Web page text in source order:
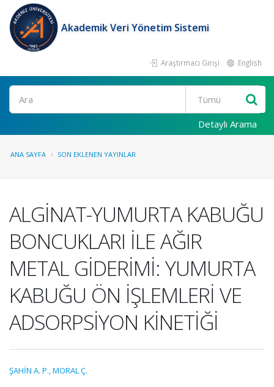
Akademik Veri Yönetim Sistemi
Araştırmacı Girişi English
Ara
Detaylı Arama
ANA SAYFA SON EKLENEN YAYINLAR
ALGİNAT-YUMURTA KABUĞU
BONCUKLARI İLE AĞIR
METAL GİDERİMİ: YUMURTA
KABUĞU ÖN İŞLEMLERİ VE
ADSORPSİYON KİNETİĞİ
ŞAHİN A. P.,MORAL Ç.